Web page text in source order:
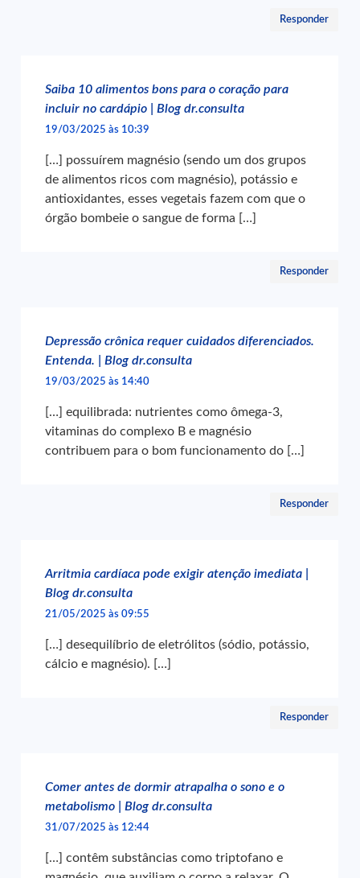
Responder
Saiba 10 alimentos bons para o coração para
incluir no cardápio | Blog dr.consulta
19/03/2025 às 10:39
[…] possuírem magnésio (sendo um dos grupos
de alimentos ricos com magnésio), potássio e
antioxidantes, esses vegetais fazem com que o
órgão bombeie o sangue de forma […]
Responder
Depressão crônica requer cuidados diferenciados.
Entenda. | Blog dr.consulta
19/03/2025 às 14:40
[…] equilibrada: nutrientes como ômega-3,
vitaminas do complexo B e magnésio
contribuem para o bom funcionamento do […]
Responder
Arritmia cardíaca pode exigir atenção imediata |
Blog dr.consulta
21/05/2025 às 09:55
[…] desequilíbrio de eletrólitos (sódio, potássio,
cálcio e magnésio). […]
Responder
Comer antes de dormir atrapalha o sono e o
metabolismo | Blog dr.consulta
31/07/2025 às 12:44
[…] contêm substâncias como triptofano e